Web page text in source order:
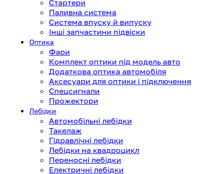
Стартери
Паливна система
Система впуску й випуску
Інші запчастини підвіски
Оптика
Фари
Комплект оптики під модель авто
Додаткова оптика автомобіля
Аксесуари для оптики і підключення
Спецсигнали
Прожектори
Лебідки
Автомобільні лебідки
Такелаж
Гідравлічні лебідки
Лебідки на квадроцикл
Переносні лебідки
Електричні лебідки